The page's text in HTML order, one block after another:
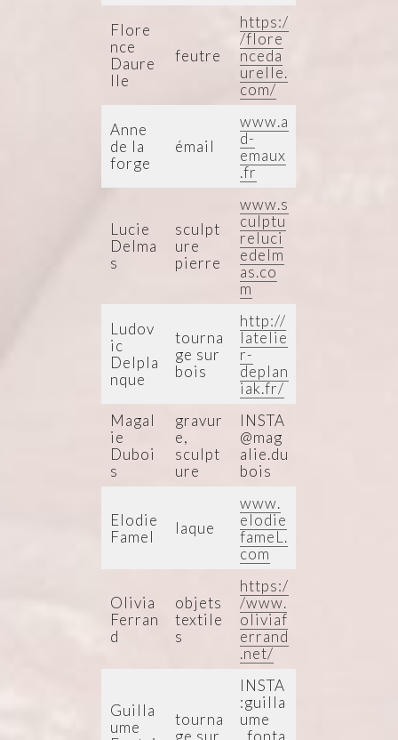
Flore
nce
Daure
lle
feutre
https:/
/flore
nceda
urelle.
com/
Anne
de la
forge
émail
www.a
d-
emaux
.fr
Lucie
Delma
s
sculpt
ure
pierre
www.s
culptu
reluci
edelm
as.co
m
Ludov
ic
Delpla
nque
tourna
ge sur
bois
http://
latelie
r-
deplan
iak.fr/
Magal
ie
Duboi
s
gravur
e,
sculpt
ure
INSTA
@mag
alie.du
bois
Elodie
Famel
laque
www.
elodie
fameL.
com
Olivia
Ferran
d
objets
textile
s
https:/
/www.
oliviaf
errand
.net/
Guilla
ume
tourna
ge sur
INSTA
:guilla
ume
_fonta